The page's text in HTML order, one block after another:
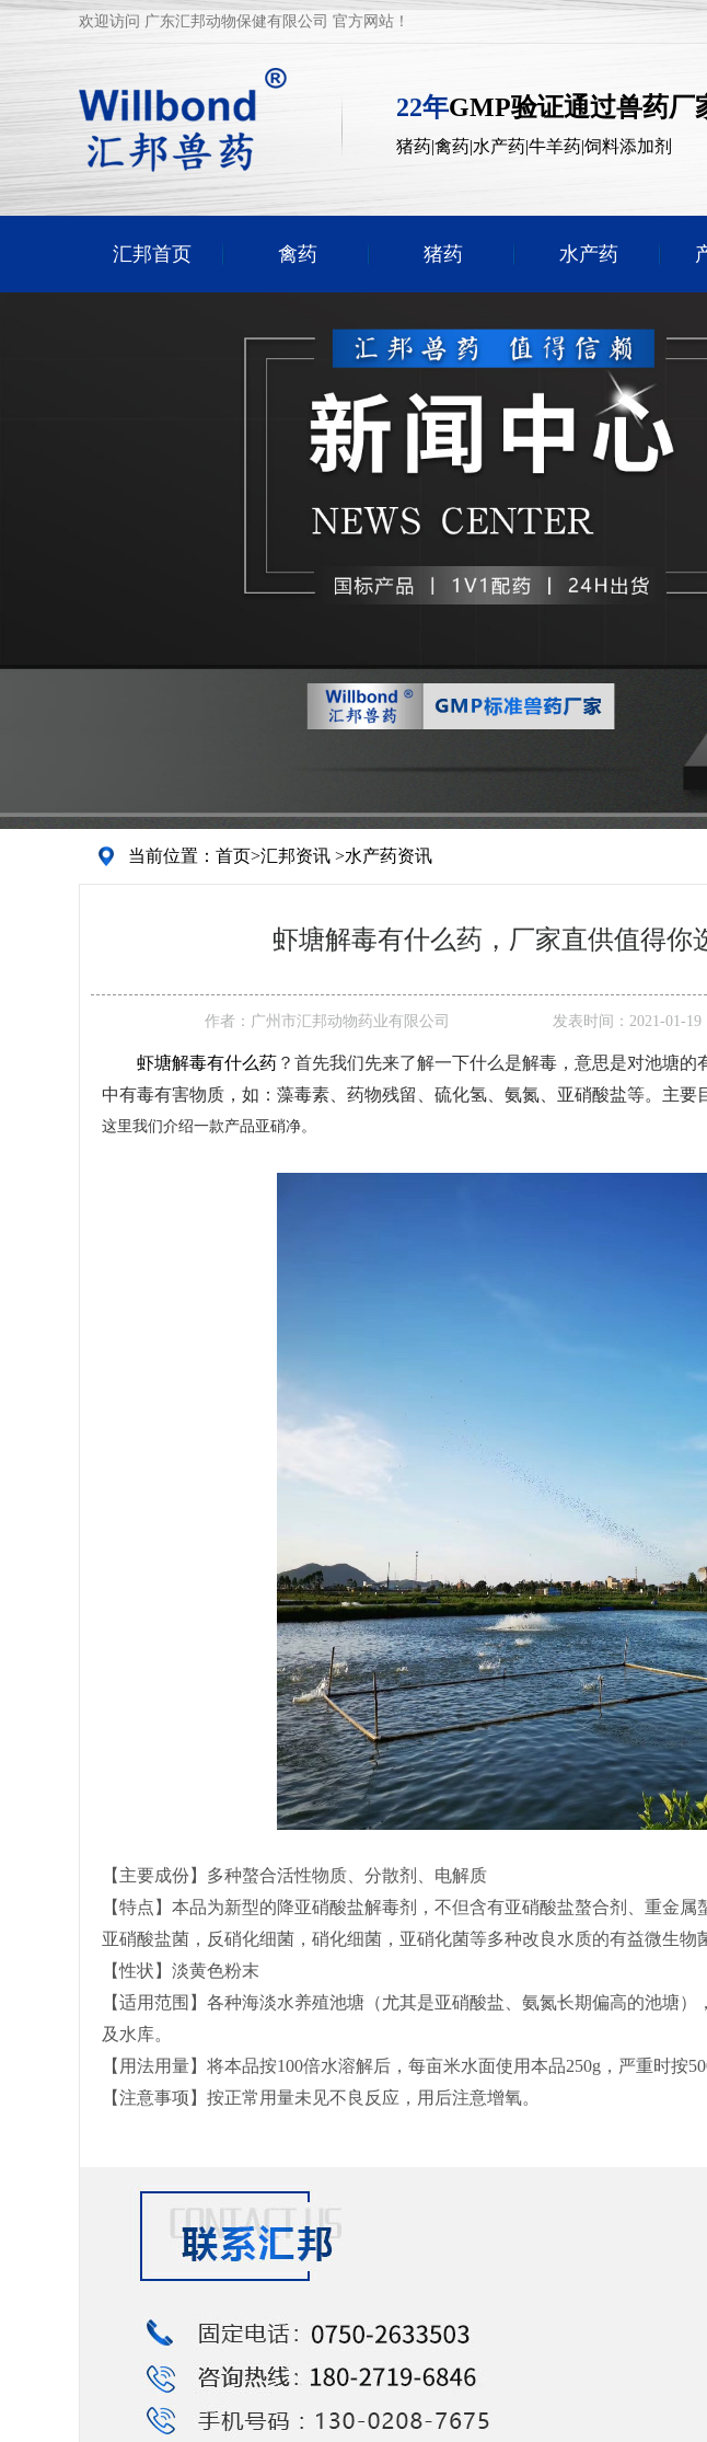
欢迎访问 广东汇邦动物保健有限公司 官方网站！
22年GMP验证通过兽药厂
猪药|禽药|水产药|牛羊药|饲料添加剂
汇邦首页 禽药 猪药 水产药
当前位置： 首页>汇邦资讯 >水产药资讯
虾塘解毒有什么药，厂家直供值得你
作者： 广州市汇邦动物药业有限公司 发表时间： 2021-01-19
虾塘解毒有什么药 ？首先我们先来了解一下什么是解毒，意思是对池塘
中有毒有害物质，如：藻毒素、药物残留、硫化氢、氨氮、亚硝酸盐等。主要
这里我们介绍一款产品亚硝净。
【主要成份】多种螯合活性物质、分散剂、电解质
【特点】本品为新型的降亚硝酸盐解毒剂，不但含有亚硝酸盐螯合剂、重金
亚硝酸盐菌，反硝化细菌，硝化细菌，亚硝化菌等多种改良水质的有益微生物
【性状】淡黄色粉末
【适用范围】各种海淡水养殖池塘（尤其是亚硝酸盐、氨氮长期偏高的池塘
及水库。
【用法用量】将本品按100倍水溶解后，每亩米水面使用本品250g，严重时按
【注意事项】按正常用量未见不良反应，用后注意增氧。